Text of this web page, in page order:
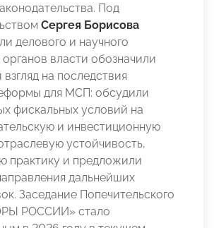
Под
Сергея Борисова
делового и научного
власти обозначили
на последствия
для МСП: обсудили
фискальных условий на
и инвестиционную
устойчивость,
практику и предложили
дальнейших
Заседание Попечительского
РОССИИ» стало